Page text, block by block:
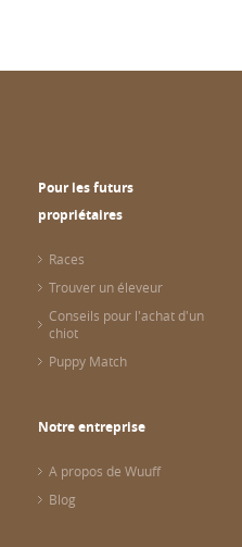
Pour les futurs
propriétaires
Races
Trouver un éleveur
Conseils pour l'achat d'un
chiot
Puppy Match
Notre entreprise
A propos de Wuuff
Blog